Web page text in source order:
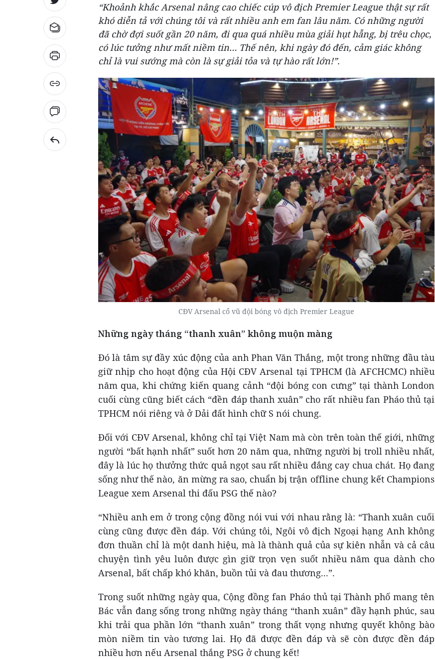
“Khoảnh khắc Arsenal nâng cao chiếc cúp vô địch Premier League thật sự rất
khó diễn tả với chúng tôi và rất nhiều anh em fan lâu năm. Có những người
đã chờ đợi suốt gần 20 năm, đi qua quá nhiều mùa giải hụt hẫng, bị trêu chọc,
có lúc tưởng như mất niềm tin… Thế nên, khi ngày đó đến, cảm giác không
chỉ là vui sướng mà còn là sự giải tỏa và tự hào rất lớn!”.
CĐV Arsenal cổ vũ đội bóng vô địch Premier League
Những ngày tháng “thanh xuân” không muộn màng
Đó là tâm sự đầy xúc động của anh Phan Văn Thắng, một trong những đầu tàu
giữ nhịp cho hoạt động của Hội CĐV Arsenal tại TPHCM (là AFCHCMC) nhiều
năm qua, khi chứng kiến quang cảnh “đội bóng con cưng” tại thành London
cuối cùng cũng biết cách “đền đáp thanh xuân” cho rất nhiều fan Pháo thủ tại
TPHCM nói riêng và ở Dải đất hình chữ S nói chung.
Đối với CĐV Arsenal, không chỉ tại Việt Nam mà còn trên toàn thế giới, những
người “bất hạnh nhất” suốt hơn 20 năm qua, những người bị troll nhiều nhất,
đây là lúc họ thưởng thức quả ngọt sau rất nhiều đắng cay chua chát. Họ đang
sống như thế nào, ăn mừng ra sao, chuẩn bị trận offline chung kết Champions
League xem Arsenal thi đấu PSG thế nào?
“Nhiều anh em ở trong cộng đồng nói vui với nhau rằng là: “Thanh xuân cuối
cùng cũng được đền đáp. Với chúng tôi, Ngôi vô địch Ngoại hạng Anh không
đơn thuần chỉ là một danh hiệu, mà là thành quả của sự kiên nhẫn và cả câu
chuyện tình yêu luôn được gìn giữ trọn vẹn suốt nhiều năm qua dành cho
Arsenal, bất chấp khó khăn, buồn tủi và đau thương...”.
Trong suốt những ngày qua, Cộng đồng fan Pháo thủ tại Thành phố mang tên
Bác vẫn đang sống trong những ngày tháng “thanh xuân” đầy hạnh phúc, sau
khi trải qua phần lớn “thanh xuân” trong thất vọng nhưng quyết không bào
mòn niềm tin vào tương lai. Họ đã được đền đáp và sẽ còn được đền đáp
nhiều hơn nếu Arsenal thắng PSG ở chung kết!